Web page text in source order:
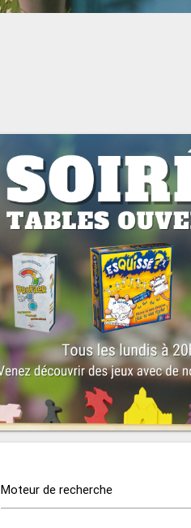
Moteur de recherche